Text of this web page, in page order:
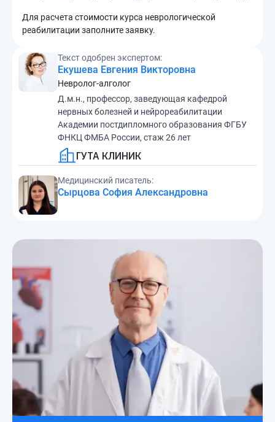
Для расчета стоимости курса неврологической
реабилитации заполните заявку.
Текст одобрен экспертом:
Екушева Евгения Викторовна
Невролог-алголог
Д.м.н., профессор, заведующая кафедрой
нервных болезней и нейрореабилитации
Академии постдипломного образования ФГБУ
ФНКЦ ФМБА России, стаж 26 лет
ГУТА КЛИНИК
Медицинский писатель:
Сырцова София Александровна